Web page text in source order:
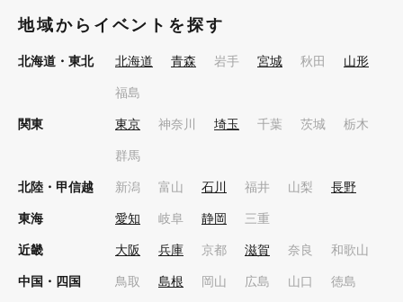
地域からイベントを探す
北海道・東北 北海道 青森 岩手 宮城 秋田 山形
福島
関東 東京 神奈川 埼玉 千葉 茨城 栃木
群馬
北陸・甲信越 新潟 富山 石川 福井 山梨 長野
東海 愛知 岐阜 静岡 三重
近畿 大阪 兵庫 京都 滋賀 奈良 和歌山
中国・四国 鳥取 島根 岡山 広島 山口 徳島